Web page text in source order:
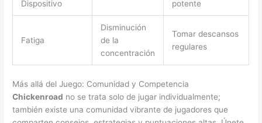
Dispositivo potente
Fatiga
Disminución
de la
concentración
Tomar descansos
regulares
Más allá del Juego: Comunidad y Competencia
Chickenroad no se trata solo de jugar individualmente;
también existe una comunidad vibrante de jugadores que